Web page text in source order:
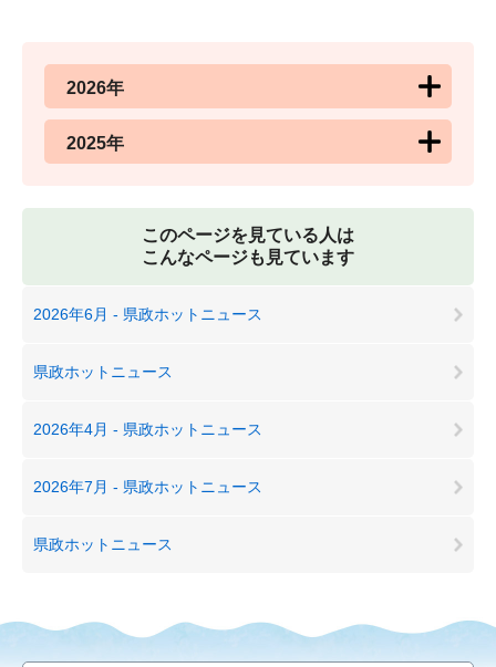
2026年
2025年
このページを見ている人は
こんなページも見ています
2026年6月 - 県政ホットニュース
県政ホットニュース
2026年4月 - 県政ホットニュース
2026年7月 - 県政ホットニュース
県政ホットニュース